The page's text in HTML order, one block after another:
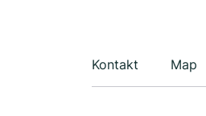
Kontakt Map